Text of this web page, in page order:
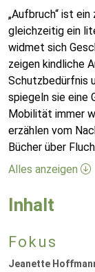
„Aufbruch“ ist
gleichzeitig ein
widmet sich
zeigen kindliche
Schutzbedürfnis
spiegeln sie eine
Mobilität immer
erzählen vom
Bücher über
Alles anzeigen
Inhalt
Fokus
Jeanette